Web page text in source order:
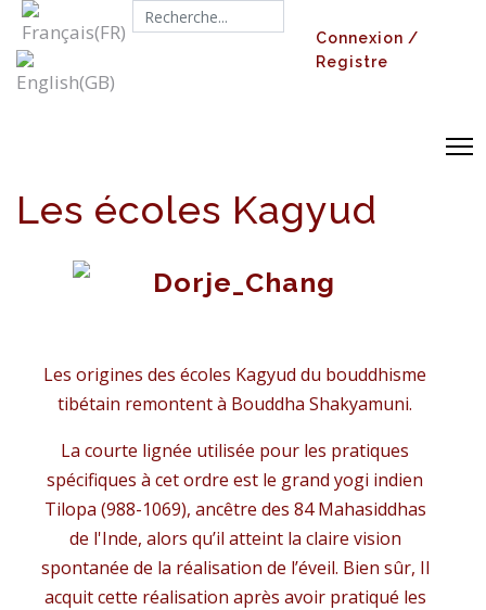
Search...
Connexion /
Registre
Les écoles Kagyud
Les origines des écoles Kagyud du bouddhisme
tibétain remontent à Bouddha Shakyamuni.
La courte lignée utilisée pour les pratiques
spécifiques à cet ordre est le grand yogi indien
Tilopa (988-1069), ancêtre des 84 Mahasiddhas
de l'Inde, alors qu’il atteint la claire vision
spontanée de la réalisation de l’éveil. Bien sûr, Il
acquit cette réalisation après avoir pratiqué les